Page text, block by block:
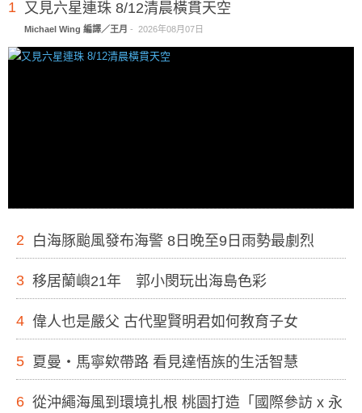
1 又見六星連珠 8/12清晨橫貫天空
Michael Wing 編譯／王月 - 2026年08月07日
2 白海豚颱風發布海警 8日晚至9日雨勢最劇烈
3 移居蘭嶼21年 郭小閔玩出海島色彩
4 偉人也是嚴父 古代聖賢明君如何教育子女
5 夏曼・馬寧欸帶路 看見達悟族的生活智慧
6 從沖繩海風到環境扎根 桃園打造「國際參訪 x 永